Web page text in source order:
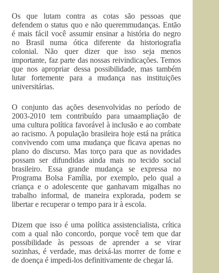
Os que lutam contra as cotas são pessoas que
defendem o status quo e não queremmudanças. Então
é mais fácil você assumir ensinar a história do negro
no Brasil numa ótica diferente da historiografia
colonial. Não quer dizer que isso seja menos
importante, faz parte das nossas reivindicações. Temos
que nos apropriar dessa possibilidade, mas também
lutar fortemente para a mudança nas instituições
universitárias.
O conjunto das ações desenvolvidas no período de
2003-2010 tem contribuído para umaampliação de
uma cultura política favorável à inclusão e ao combate
ao racismo. A população brasileira hoje está na prática
convivendo com uma mudança que ficava apenas no
plano do discurso. Mas torço para que as novidades
possam ser difundidas ainda mais no tecido social
brasileiro. Essa grande mudança se expressa no
Programa Bolsa Família, por exemplo, pelo qual a
criança e o adolescente que ganhavam migalhas no
trabalho informal, de maneira explorada, podem se
libertar e recuperar o tempo para ir à escola.
Dizem que isso é uma política assistencialista, crítica
com a qual não concordo, porque você tem que dar
possibilidade às pessoas de aprender a se virar
sozinhas, é verdade, mas deixá-las morrer de fome e
de doença é impedi-los definitivamente de chegar lá.